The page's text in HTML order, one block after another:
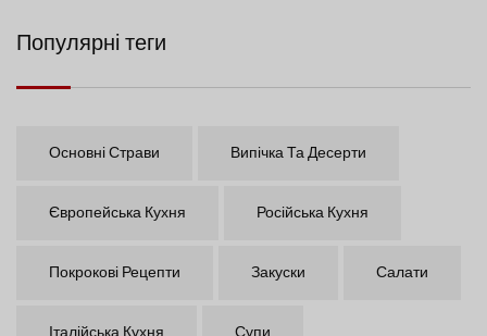
Популярні теги
Основні Страви Випічка Та Десерти
Європейська Кухня Російська Кухня
Покрокові Рецепти Закуски Салати